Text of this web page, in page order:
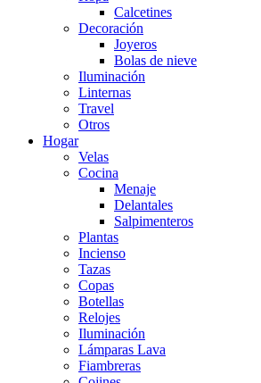
Calcetines
Decoración
Joyeros
Bolas de nieve
Iluminación
Linternas
Travel
Otros
Hogar
Velas
Cocina
Menaje
Delantales
Salpimenteros
Plantas
Incienso
Tazas
Copas
Botellas
Relojes
Iluminación
Lámparas Lava
Fiambreras